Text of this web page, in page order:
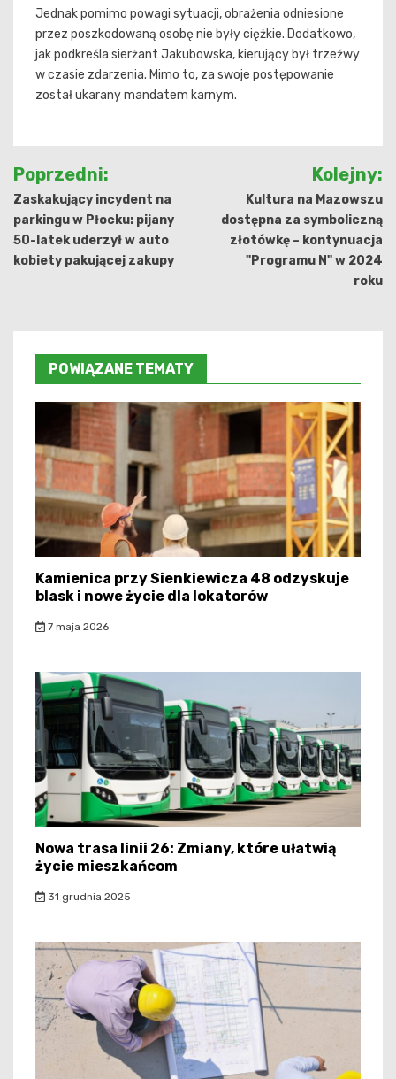
Jednak pomimo powagi sytuacji, obrażenia odniesione
przez poszkodowaną osobę nie były ciężkie. Dodatkowo,
jak podkreśla sierżant Jakubowska, kierujący był trzeźwy
w czasie zdarzenia. Mimo to, za swoje postępowanie
został ukarany mandatem karnym.
Nawigacja
wpisu
Poprzedni:
Zaskakujący incydent na
parkingu w Płocku: pijany
50-latek uderzył w auto
kobiety pakującej zakupy
Kolejny:
Kultura na Mazowszu
dostępna za symboliczną
złotówkę – kontynuacja
"Programu N" w 2024
roku
POWIĄZANE TEMATY
Kamienica przy Sienkiewicza 48 odzyskuje
blask i nowe życie dla lokatorów
7 maja 2026
Nowa trasa linii 26: Zmiany, które ułatwią
życie mieszkańcom
31 grudnia 2025